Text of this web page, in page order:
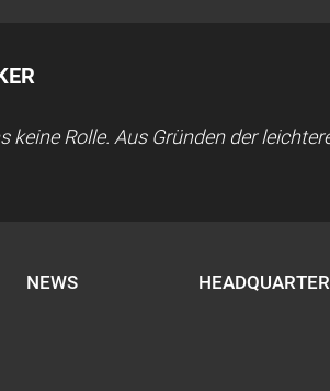
keine Rolle. Aus Gründen der
NEWS HEADQUARTER